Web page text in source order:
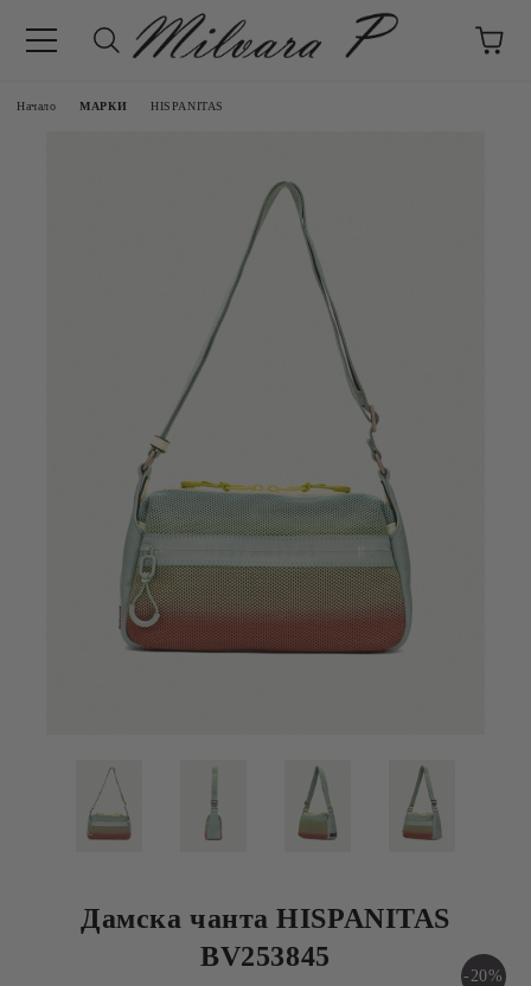
Начало МАРКИ HISPANITAS
Дамска чанта HISPANITAS
BV253845
-20%